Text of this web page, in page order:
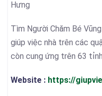
Hưng
Tìm Người Chăm Bé
giúp việc nhà trên các
còn cung ứng trên 63
Website : https://